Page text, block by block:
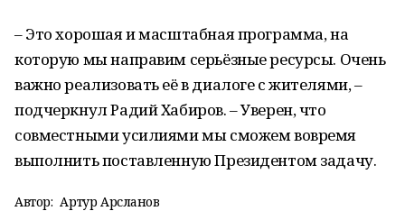
– Это хорошая и масштабная программа, на
которую мы направим серьёзные ресурсы. Очень
важно реализовать её в диалоге с жителями, –
подчеркнул Радий Хабиров. – Уверен, что
совместными усилиями мы сможем вовремя
выполнить поставленную Президентом задачу.
Автор: Артур Арсланов